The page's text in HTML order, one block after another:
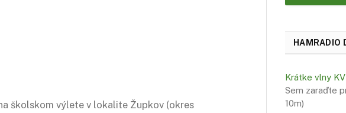
školskom výlete v lokalite Župkov (okres
HAMRADIO
Krátke vlny KV
Sem zaraďte
10m)